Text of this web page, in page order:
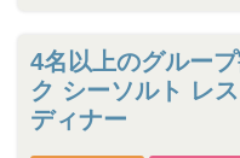
4名以上のグルー
ク シーソルト レ
ディナー